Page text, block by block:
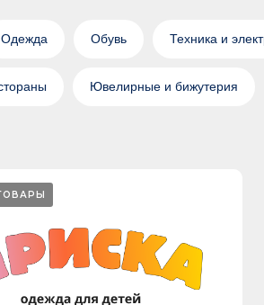
Одежда Обувь Техника и
Ювелирные и бижутерия